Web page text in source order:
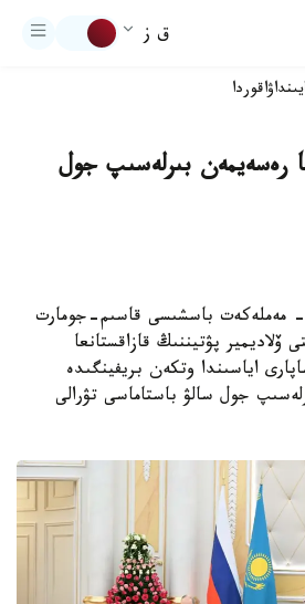
ق ز
اقوردا
رەسەيمەن بىرلەسىپ جول
استانا. KAZINFORM - مەملەكەت باسشىسى قاسىم-جومارت
ۆلاديمير پۋتيننىڭ قازاقستانعا
اياسىندا وتكەن بريفينگىدە
جول سالۋ باستاماسى تۋرالى